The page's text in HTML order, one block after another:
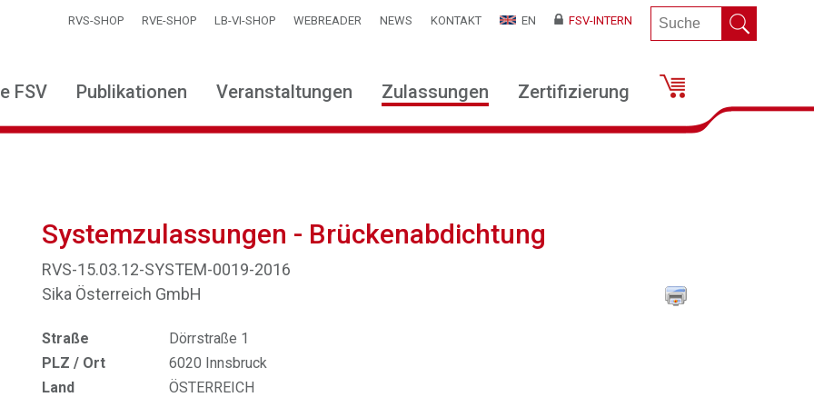
RVS-SHOP RVE-SHOP LB-VI-SHOP WEBREADER NEWS KONTAKT EN FSV-INTERN
FSV Publikationen Veranstaltungen Zulassungen Zertifizierung
Systemzulassungen - Brückenabdichtung
RVS-15.03.12-SYSTEM-0019-2016
Sika Österreich GmbH
Straße
Dörrstraße 1
PLZ / Ort
6020 Innsbruck
Land
ÖSTERREICH